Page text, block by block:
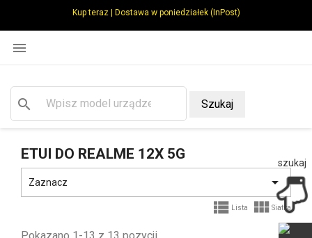
Kup teraz | Dostawa w poniedziałek (InPost)

search Szukaj
ETUI DO REALME 12X 5G
Zaznacz 
 Lista  Siatka
szukaj